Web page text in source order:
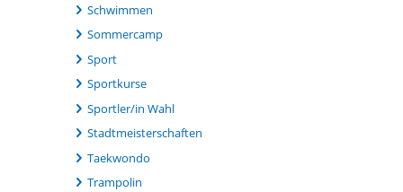
Schwimmen
Sommercamp
Sport
Sportkurse
Sportler/in Wahl
Stadtmeisterschaften
Taekwondo
Trampolin